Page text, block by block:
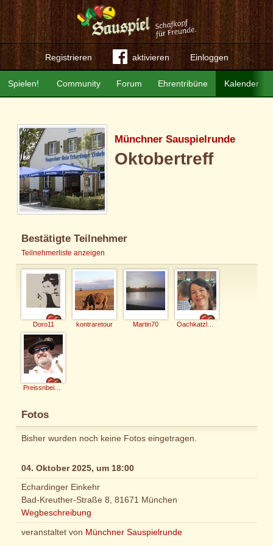
Registrieren aktivieren Einloggen
Community Forum Ehrentribüne Kalender
Spielen!
Münchner Sauspielrunde
Oktobertreff
Bestätigte Teilnehmer
Teilnehmerliste anzeigen
Doro11 kontraretour Martin70
Fotos
Bisher wurden noch keine Fotos eingetragen.
04. Oktober 2025, um 18:00
Echardinger Einkehr
Bad-Kreuther-Straße 8, 81671 München
Wegbeschreibung
veranstaltet von Münchner Sauspielrunde